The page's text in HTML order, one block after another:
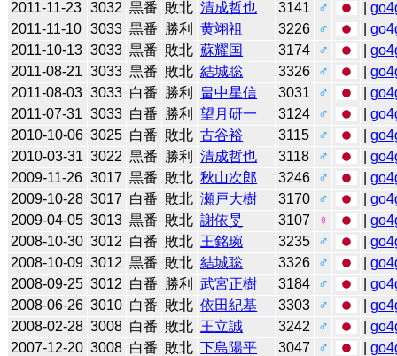
2011-11-23 3032 黒番 敗北 清成哲也 3141 ♂ |
2011-11-10 3033 黒番 勝利 黄翊祖 3226 ♂ |
2011-10-13 3033 黒番 敗北 蘇耀国 3174 ♂ |
2011-08-21 3033 黒番 敗北 結城聡 3326 ♂ |
2011-08-03 3033 白番 勝利 畠中星信 3031 ♂ |
2011-07-31 3033 白番 勝利 望月研一 3124 ♂ |
2010-10-06 3025 白番 敗北 古谷裕 3115 ♂ |
2010-03-31 3022 黒番 勝利 清成哲也 3118 ♂ |
2009-11-26 3017 黒番 敗北 秋山次郎 3246 ♂ |
2009-10-28 3017 白番 敗北 瀬戸大樹 3170 ♂ |
2009-04-05 3013 黒番 敗北 謝依旻 3107 ♀ |
2008-10-30 3012 白番 敗北 王銘琬 3235 ♂ |
2008-10-09 3012 黒番 敗北 結城聡 3326 ♂ |
2008-09-25 3012 白番 勝利 武宮正樹 3184 ♂ |
2008-06-26 3010 白番 敗北 依田紀基 3303 ♂ |
2008-02-28 3008 白番 敗北 王立誠 3242 ♂ |
2007-12-20 3008 白番 敗北 下島陽平 3047 ♂ |